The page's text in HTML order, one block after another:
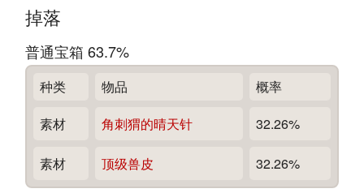
掉落
普通宝箱 63.7%
种类 物品
概率
素材
角刺猬的晴天针 32.26%
素材 顶级兽皮 32.26%